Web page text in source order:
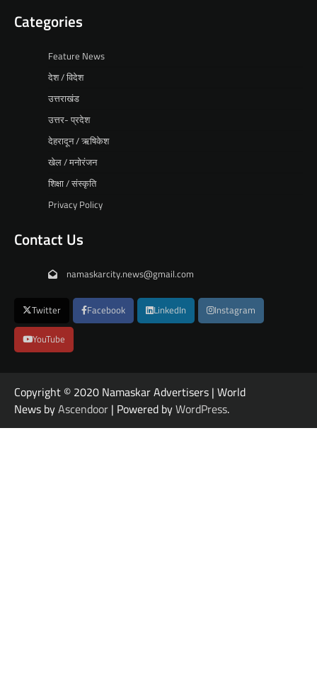
Categories
Feature News
देश / विदेश
उत्तराखंड
उत्तर- प्रदेश
देहरादून / ऋषिकेश
खेल / मनोरंजन
शिक्षा / संस्कृति
Privacy Policy
Contact Us
namaskarcity.news@gmail.com
Twitter Facebook LinkedIn Instagram
YouTube
Copyright © 2020 Namaskar Advertisers | World
News byAscendoor | Powered byWordPress.